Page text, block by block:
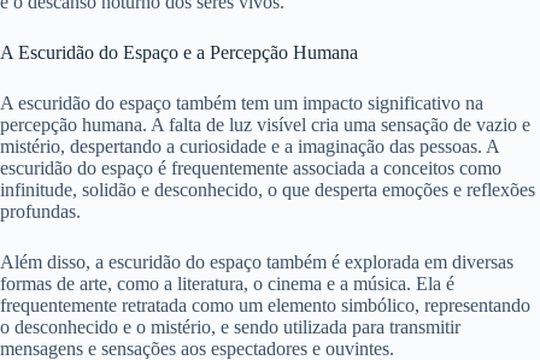
A Escuridão do Espaço e a Percepção Humana
A escuridão do espaço também tem um impacto significativo na
percepção humana. A falta de luz visível cria uma sensação de vazio e
mistério, despertando a curiosidade e a imaginação das pessoas. A
escuridão do espaço é frequentemente associada a conceitos como
infinitude, solidão e desconhecido, o que desperta emoções e reflexões
profundas.
Além disso, a escuridão do espaço também é explorada em diversas
formas de arte, como a literatura, o cinema e a música. Ela é
frequentemente retratada como um elemento simbólico, representando
o desconhecido e o mistério, e sendo utilizada para transmitir
mensagens e sensações aos espectadores e ouvintes.